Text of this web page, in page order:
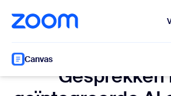
hoofdinhoud gaan
naar hulp via chat
Canvas
Gesprekken